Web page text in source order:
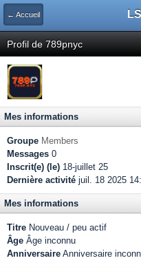
← Accueil
Profil de 789pnyc
Mes informations
Groupe Members
Messages 0
Inscrit(e) (le) 18-juillet 25
Dernière activité juil. 18 2025
Mes informations
Titre Nouveau / peu actif
Âge Âge inconnu
Anniversaire Anniversaire